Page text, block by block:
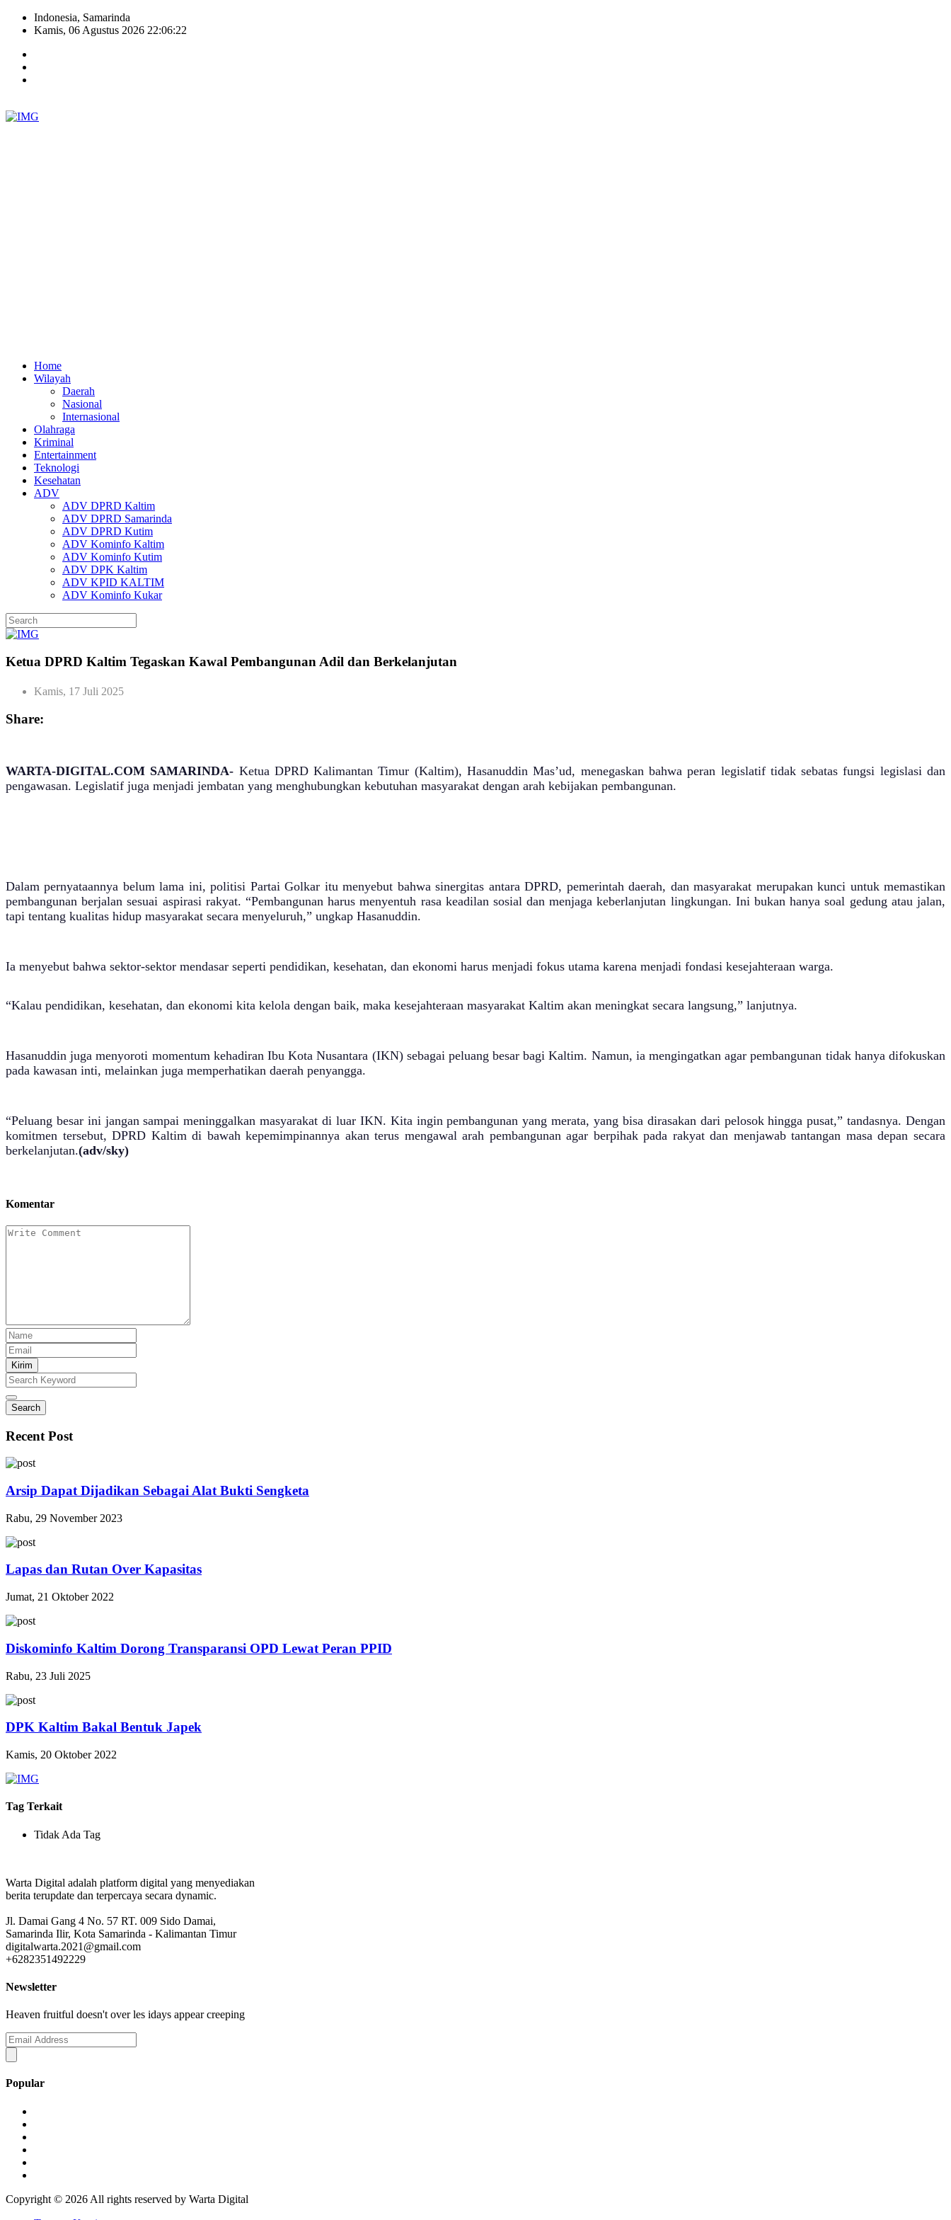
Indonesia, Samarinda
Kamis, 06 Agustus 2026 22:06:23
Home
Wilayah
Daerah
Nasional
Internasional
Olahraga
Kriminal
Entertainment
Teknologi
Kesehatan
ADV
ADV DPRD Kaltim
ADV DPRD Samarinda
ADV DPRD Kutim
ADV Kominfo Kaltim
ADV Kominfo Kutim
ADV DPK Kaltim
ADV KPID KALTIM
ADV Kominfo Kukar
Ketua DPRD Kaltim Tegaskan Kawal Pembangunan Adil dan Berkelanjutan
Kamis, 17 Juli 2025
Share:
WARTA-DIGITAL.COM SAMARINDA- Ketua DPRD Kalimantan Timur (Kaltim), Hasanuddin Mas’ud, menegaskan bahwa peran legislatif tidak sebatas fungsi legislasi dan
pengawasan. Legislatif juga menjadi jembatan yang menghubungkan kebutuhan masyarakat dengan arah kebijakan pembangunan.
Dalam pernyataannya belum lama ini, politisi Partai Golkar itu menyebut bahwa sinergitas antara DPRD, pemerintah daerah, dan masyarakat merupakan kunci untuk memastikan
pembangunan berjalan sesuai aspirasi rakyat. “Pembangunan harus menyentuh rasa keadilan sosial dan menjaga keberlanjutan lingkungan. Ini bukan hanya soal gedung atau jalan,
tapi tentang kualitas hidup masyarakat secara menyeluruh,” ungkap Hasanuddin.
Ia menyebut bahwa sektor-sektor mendasar seperti pendidikan, kesehatan, dan ekonomi harus menjadi fokus utama karena menjadi fondasi kesejahteraan warga.
“Kalau pendidikan, kesehatan, dan ekonomi kita kelola dengan baik, maka kesejahteraan masyarakat Kaltim akan meningkat secara langsung,” lanjutnya.
Hasanuddin juga menyoroti momentum kehadiran Ibu Kota Nusantara (IKN) sebagai peluang besar bagi Kaltim. Namun, ia mengingatkan agar pembangunan tidak hanya difokuskan
pada kawasan inti, melainkan juga memperhatikan daerah penyangga.
“Peluang besar ini jangan sampai meninggalkan masyarakat di luar IKN. Kita ingin pembangunan yang merata, yang bisa dirasakan dari pelosok hingga pusat,” tandasnya. Dengan
komitmen tersebut, DPRD Kaltim di bawah kepemimpinannya akan terus mengawal arah pembangunan agar berpihak pada rakyat dan menjawab tantangan masa depan secara
berkelanjutan.(adv/sky)
Komentar
Kirim
Search
Recent Post
Arsip Dapat Dijadikan Sebagai Alat Bukti Sengketa
Rabu, 29 November 2023
Lapas dan Rutan Over Kapasitas
Jumat, 21 Oktober 2022
Diskominfo Kaltim Dorong Transparansi OPD Lewat Peran PPID
Rabu, 23 Juli 2025
DPK Kaltim Bakal Bentuk Japek
Kamis, 20 Oktober 2022
Tag Terkait
Tidak Ada Tag
Warta Digital adalah platform digital yang menyediakan
berita terupdate dan terpercaya secara dynamic.
Jl. Damai Gang 4 No. 57 RT. 009 Sido Damai,
Samarinda Ilir, Kota Samarinda - Kalimantan Timur
digitalwarta.2021@gmail.com
+6282351492229
Newsletter
Heaven fruitful doesn't over les idays appear creeping
Popular
Copyright © 2026 All rights reserved by Warta Digital